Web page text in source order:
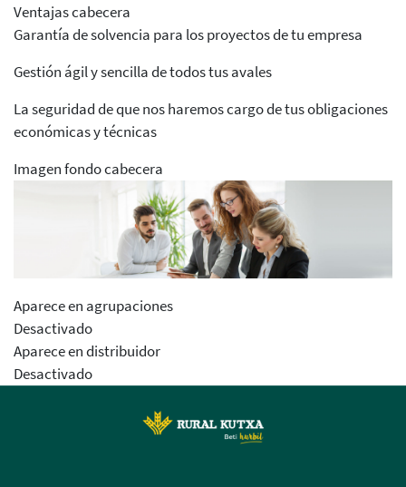
Ventajas cabecera
Garantía de solvencia para los proyectos de tu empresa
Gestión ágil y sencilla de todos tus avales
La seguridad de que nos haremos cargo de tus obligaciones
económicas y técnicas
Imagen fondo cabecera
Aparece en agrupaciones
Desactivado
Aparece en distribuidor
Desactivado